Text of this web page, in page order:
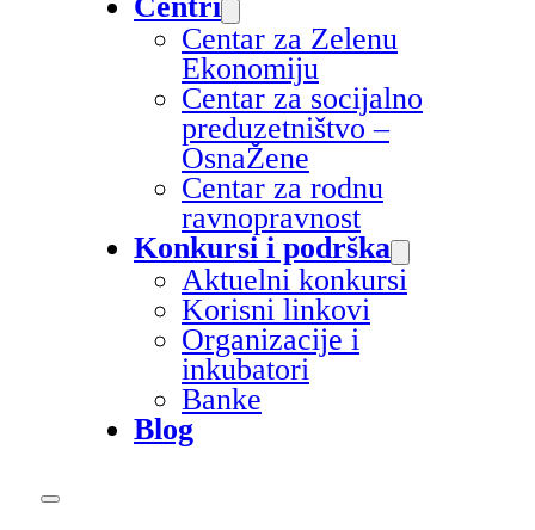
Centar za Zelenu
Ekonomiju
Centar za socijalno
preduzetništvo –
OsnaŽene
Centar za rodnu
ravnopravnost
Konkursi i podrška
Aktuelni konkursi
Korisni linkovi
Organizacije i
inkubatori
Banke
Blog